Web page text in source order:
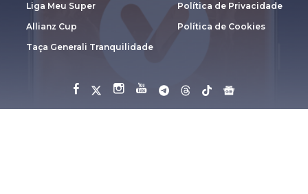
Liga Meu Super
Allianz Cup
Taça Generali Tranquilidade
Política de Privacidade
Política de Cookies